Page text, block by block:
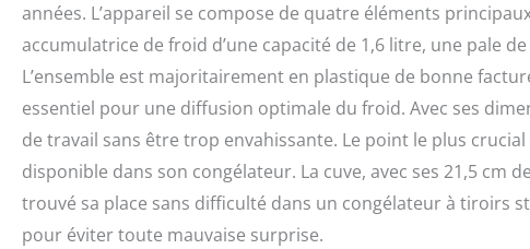
années. L’appareil se compose de quatre éléments
accumulatrice de froid d’une capacité de 1,6 litre, une pale
L’ensemble est majoritairement en plastique de bonne
essentiel pour une diffusion optimale du froid. Avec ses
de travail sans être trop envahissante. Le point le plus
disponible dans son congélateur. La cuve, avec ses 21,5 cm
trouvé sa place sans difficulté dans un congélateur à tiroirs
pour éviter toute mauvaise surprise.